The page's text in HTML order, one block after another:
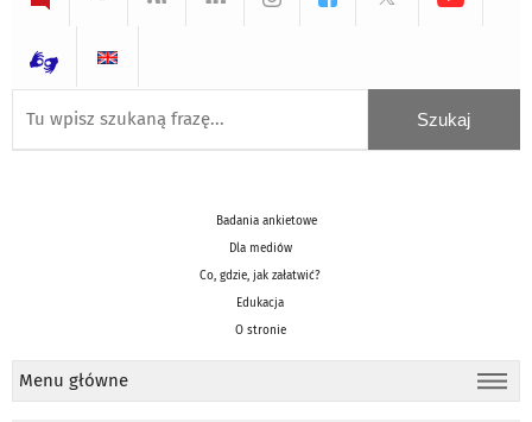
Badania ankietowe
Dla mediów
Co, gdzie, jak załatwić?
Edukacja
O stronie
Menu główne